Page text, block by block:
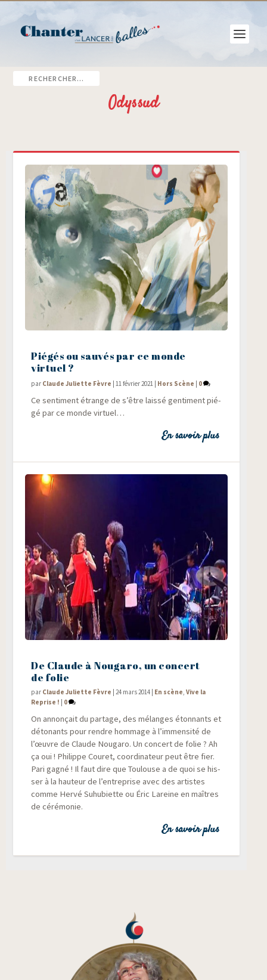
Odyssud
Piégés ou sauvés par ce monde
virtuel ?
par Claude Juliette Fèvre | 11 février 2021 | Hors Scène | 0
Ce sen­ti­ment étrange de s’être lais­sé gen­ti­ment pié­
gé par ce monde virtuel…
En savoir plus
De Claude à Nougaro, un concert
de folie
par Claude Juliette Fèvre |24 mars 2014 En scène,Vive la
Reprise !
0
On annon­çait du par­tage, des mélanges éton­nants et
déto­nants pour rendre hom­mage à l’immensité de
l’œuvre de Claude Nou­ga­ro. Un concert de folie ? Ah
ça oui ! Phi­lippe Cou­ret, coor­di­na­teur peut être fier.
Pari gagné ! Il faut dire que Tou­louse a de quoi se his­
ser à la hau­teur de l’entreprise avec des artistes
comme Her­vé Suhu­biette ou Éric Lareine en maîtres
de cérémonie.
En savoir plus